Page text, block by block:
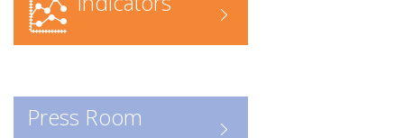
federation/rechercher-une-
entreprise-forge-fonderie/contact
directement à l’annuaire numérique
Consulter les entreprises :
Press Room